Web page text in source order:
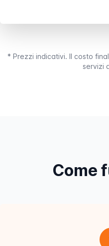
* Prezzi indicativi. Il costo
servizi
Come